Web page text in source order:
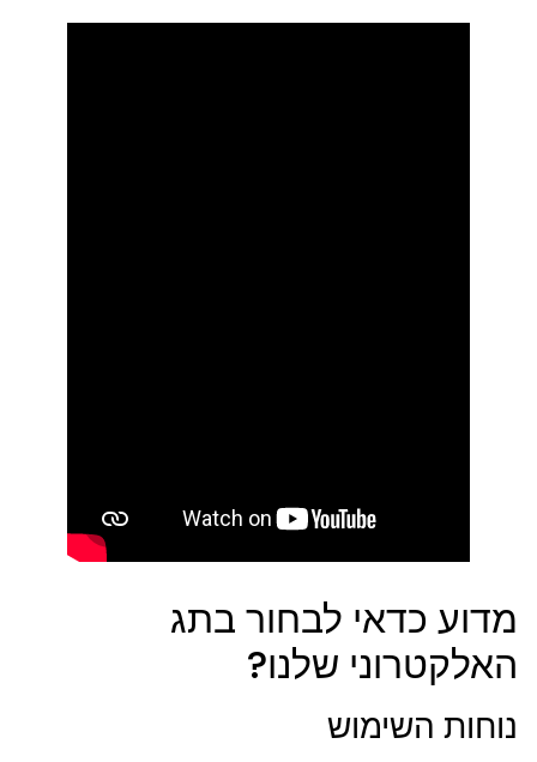
מדוע כדאי לבחור בתג
האלקטרוני שלנו?
נוחות השימוש